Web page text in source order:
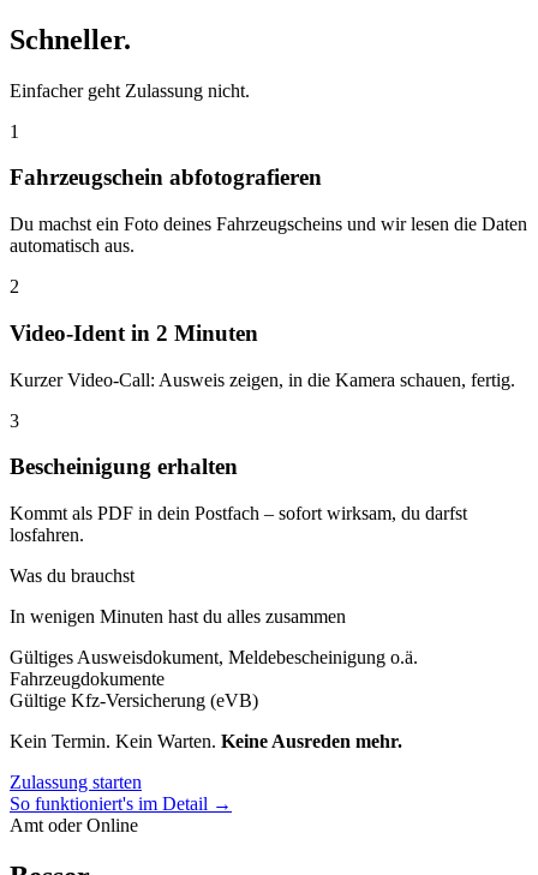
Schneller.
Einfacher geht Zulassung nicht.
1
Fahrzeugschein abfotografieren
Du machst ein Foto deines Fahrzeugscheins und wir lesen die Daten
automatisch aus.
2
Video-Ident in 2 Minuten
Kurzer Video-Call: Ausweis zeigen, in die Kamera schauen, fertig.
3
Bescheinigung erhalten
Kommt als PDF in dein Postfach – sofort wirksam, du darfst
losfahren.
Was du brauchst
In wenigen Minuten hast du alles zusammen
Gültiges Ausweisdokument, Meldebescheinigung o.ä.
Fahrzeugdokumente
Gültige Kfz-Versicherung (eVB)
Kein Termin. Kein Warten. Keine Ausreden mehr.
Zulassung starten
So funktioniert's im Detail →
Amt oder Online